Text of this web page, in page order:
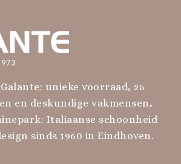
unieke voorraad, 25
en deskundige vakmensen,
Italiaanse schoonheid
sinds 1960 in Eindhoven.